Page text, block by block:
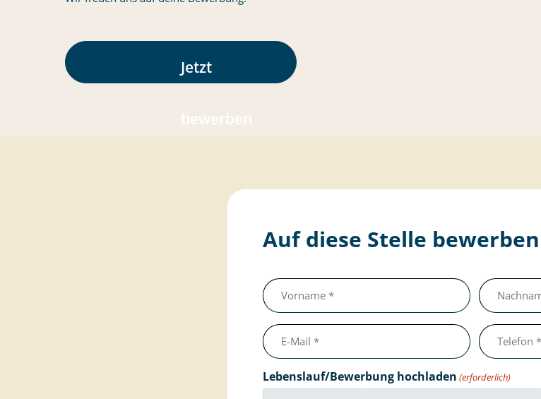
Jetzt
bewerben
Auf diese Stelle bewerben
Vorname
(erforderlich)
Nachname
(erforderlich)
E-
Mail
Telefon
(erforderlich)
Lebenslauf/Bewerbung hochladen (erforderlich)